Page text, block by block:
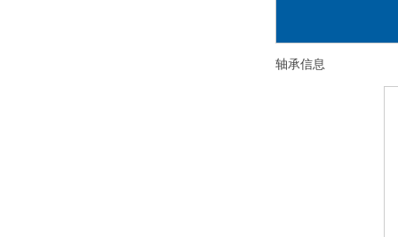
轴承信息